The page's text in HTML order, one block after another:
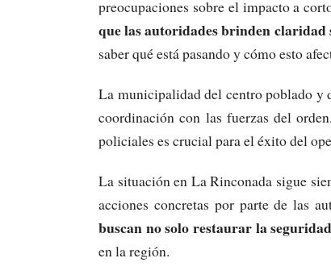
preocupaciones sobre el impacto a
que las autoridades brinden claridad
saber qué está pasando y cómo esto
La municipalidad del centro poblado y
coordinación con las fuerzas del
policiales es crucial para el éxito del
La situación en La Rinconada sigue
acciones concretas por parte de las
buscan no solo restaurar la seguridad
en la región.